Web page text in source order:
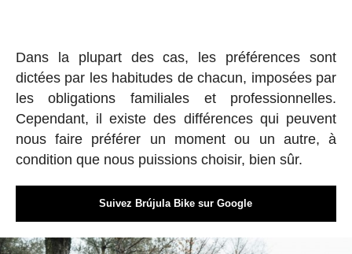
Dans la plupart des cas, les préférences sont
dictées par les habitudes de chacun, imposées par
les obligations familiales et professionnelles.
Cependant, il existe des différences qui peuvent
nous faire préférer un moment ou un autre, à
condition que nous puissions choisir, bien sûr.
Suivez Brújula Bike sur Google